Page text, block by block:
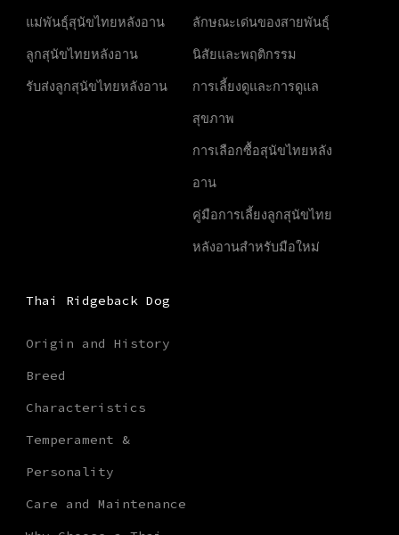
แม่พันธุ์สุนัขไทยหลังอาน
ลูกสุนัขไทยหลังอาน
รับส่งลูกสุนัขไทยหลังอาน
ลักษณะเด่นของสายพันธุ์
นิสัยและพฤติกรรม
การเลี้ยงดูและการดูแล
สุขภาพ
การเลือกซื้อสุนัขไทยหลัง
อาน
คู่มือการเลี้ยงลูกสุนัขไทย
หลังอานสำหรับมือใหม่
Thai Ridgeback Dog
Origin and History
Breed
Characteristics
Temperament &
Personality
Care and Maintenance